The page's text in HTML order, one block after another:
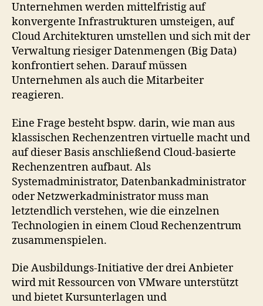
Unternehmen werden mittelfristig auf
konvergente Infrastrukturen umsteigen, auf
Cloud Architekturen umstellen und sich mit der
Verwaltung riesiger Datenmengen (Big Data)
konfrontiert sehen. Darauf müssen
Unternehmen als auch die Mitarbeiter
reagieren.
Eine Frage besteht bspw. darin, wie man aus
klassischen Rechenzentren virtuelle macht und
auf dieser Basis anschließend Cloud-basierte
Rechenzentren aufbaut. Als
Systemadministrator, Datenbankadministrator
oder Netzwerkadministrator muss man
letztendlich verstehen, wie die einzelnen
Technologien in einem Cloud Rechenzentrum
zusammenspielen.
Die Ausbildungs-Initiative der drei Anbieter
wird mit Ressourcen von VMware unterstützt
und bietet Kursunterlagen und